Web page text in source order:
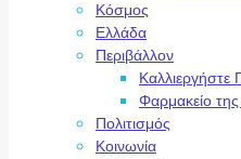
Κόσμος
Ελλάδα
Περιβάλλον
Καλλιεργήστε
Φαρμακείο
Πολιτισμός
Κοινωνία